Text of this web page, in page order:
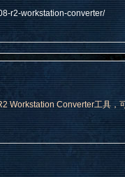
r2-workstation-converter/
Workstation Converter工具，